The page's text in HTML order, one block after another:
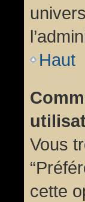
Haut
Vous
cette